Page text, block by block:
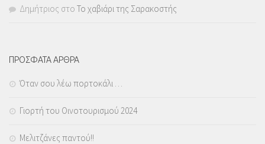
Δημήτριος στο Το χαβιάρι της Σαρακοστής
ΠΡΟΣΦΑΤΑ ΑΡΘΡΑ
Όταν σου λέω πορτοκάλι …
Γιορτή του Οινοτουρισμού 2024
Μελιτζάνες παντού!!